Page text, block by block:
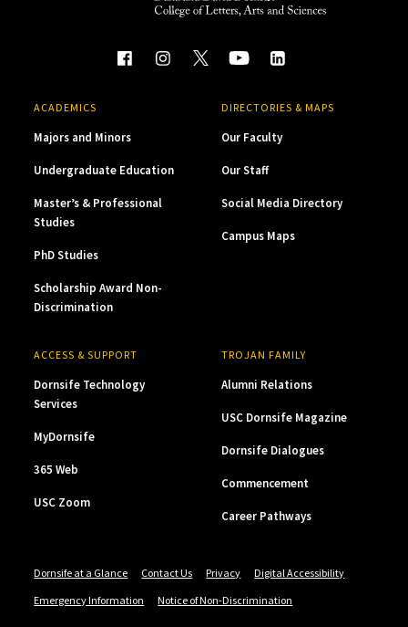
ACADEMICS
Majors and Minors
Undergraduate Education
Master’s & Professional
Studies
PhD Studies
Scholarship Award Non-
Discrimination
DIRECTORIES & MAPS
Our Faculty
Our Staff
Social Media Directory
Campus Maps
ACCESS & SUPPORT
Dornsife Technology
Services
MyDornsife
365 Web
USC Zoom
TROJAN FAMILY
Alumni Relations
USC Dornsife Magazine
Dornsife Dialogues
Commencement
Career Pathways
Dornsife at a Glance Contact Us Privacy
Digital Accessibility
Emergency Information
Notice of Non-Discrimination